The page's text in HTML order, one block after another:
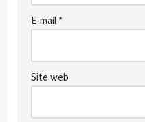
E-mail *
Site web